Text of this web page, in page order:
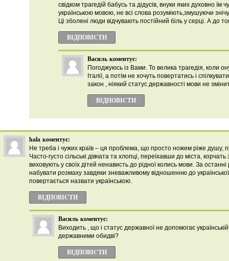
свідком трагедій бабусь та дідусів, внуки яких духовно їм
українською мовою, не всі слова розуміють,змушуючи
Ці зболені люди відчувають постійний біль у серці. А до
ВІДПОВІCТИ
Василь коментує:
Погоджуюсь із Вами. То велика трагедія, коли
Італії, а потім не хочуть повертатись і
закон , ніякий статус державності мови не
ВІДПОВІCТИ
hala коментує:
Не треба і чужих країв – ця проблема, що просто ножем ріже душу,
Часто-густо сільські дівчата та хлопці, переїхавши до міста,
виховують у своїх дітей ненависть до рідної колись мови. За
набувати розмаху завдяки зневажливому відношенню до
повертається назвати українською.
ВІДПОВІCТИ
Василь коментує:
Виходить , що і статус державної не допомогає
державними обидві?
ВІДПОВІCТИ